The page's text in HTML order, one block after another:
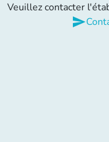
Veuillez contacter
send